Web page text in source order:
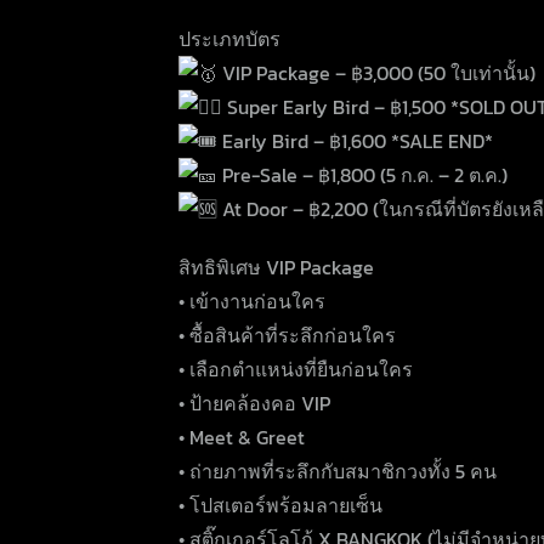
ประเภทบัตร
VIP Package – ฿3,000 (50 ใบเท่านั้น)
Super Early Bird – ฿1,500 *SOLD
Early Bird – ฿1,600 *SALE END*
Pre-Sale – ฿1,800 (5 ก.ค. – 2 ต.ค.)
At Door – ฿2,200 (ในกรณีที่บัตรยังเห
สิทธิพิเศษ VIP Package
• เข้างานก่อนใคร
• ซื้อสินค้าที่ระลึกก่อนใคร
• เลือกตำแหน่งที่ยืนก่อนใคร
• ป้ายคล้องคอ VIP
• Meet & Greet
• ถ่ายภาพที่ระลึกกับสมาชิกวงทั้ง 5 คน
• โปสเตอร์พร้อมลายเซ็น